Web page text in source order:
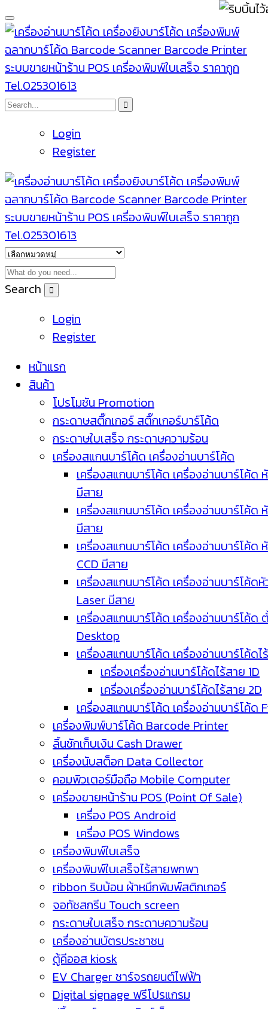
Login
Register
Search
Login
Register
หน้าแรก
สินค้า
โปรโมชัน Promotion
กระดาษสติ๊กเกอร์ สติ๊กเกอร์บาร์โค้ด
กระดาษใบเสร็จ กระดาษความร้อน
เครื่องสแกนบาร์โค้ด เครื่องอ่านบาร์โค้ด
เครื่องสแกนบาร์โค้ด เครื่องอ่านบาร์โค้ด
มีสาย
เครื่องสแกนบาร์โค้ด เครื่องอ่านบาร์โค้ด
มีสาย
เครื่องสแกนบาร์โค้ด เครื่องอ่านบาร์โค้ด
CCD มีสาย
เครื่องสแกนบาร์โค้ด เครื่องอ่านบาร์โค้ด
Laser มีสาย
เครื่องสแกนบาร์โค้ด เครื่องอ่านบาร์โค้ด
Desktop
เครื่องสแกนบาร์โค้ด เครื่องอ่านบาร์โค้ดไ
เครื่องเครื่องอ่านบาร์โค้ดไร้สาย 1D
เครื่องเครื่องอ่านบาร์โค้ดไร้สาย 2D
เครื่องสแกนบาร์โค้ด เครื่องอ่านบาร์โค้ด
เครื่องพิมพ์บาร์โค้ด Barcode Printer
ลิ้นชักเก็บเงิน Cash Drawer
เครื่องนับสต็อก Data Collector
คอมพิวเตอร์มือถือ Mobile Computer
เครื่องขายหน้าร้าน POS (Point Of Sale)
เครื่อง POS Android
เครื่อง POS Windows
เครื่องพิมพ์ใบเสร็จ
เครื่องพิมพ์ใบเสร็จไร้สายพกพา
ribbon ริบบ้อน ผ้าหมึกพิมพ์สติกเกอร์
จอทัชสกรีน Touch screen
กระดาษใบเสร็จ กระดาษความร้อน
เครื่องอ่านบัตรประชาชน
ตู้คีออส kiosk
EV Charger ชาร์จรถยนต์ไฟฟ้า
Digital signage ฟรีโปรแกรม